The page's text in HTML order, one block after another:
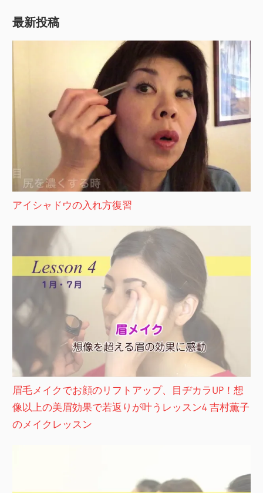
最新投稿
アイシャドウの入れ方復習
眉毛メイクでお顔のリフトアップ、目ヂカラUP！想
像以上の美眉効果で若返りが叶うレッスン4 吉村薫子
のメイクレッスン